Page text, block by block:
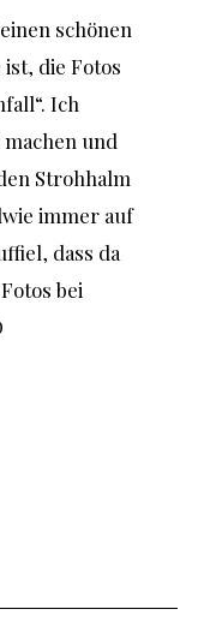
schönen
die Fotos
Ich
und
Strohhalm
immer auf
dass da
bei